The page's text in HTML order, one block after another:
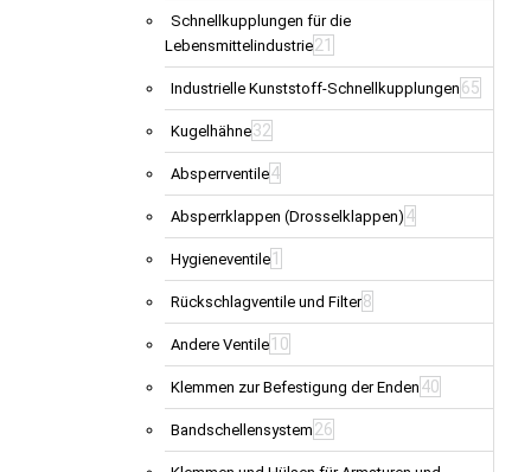
Schnellkupplungen für die
Lebensmittelindustrie21
Industrielle Kunststoff-Schnellkupplungen 65
Kugelhähne32
Absperrventile4
Absperrklappen (Drosselklappen) 4
Hygieneventile 1
Rückschlagventile und Filter8
Andere Ventile 10
Klemmen zur Befestigung der Enden 40
Bandschellensystem 26